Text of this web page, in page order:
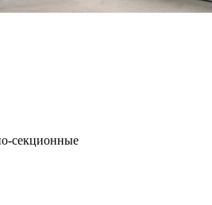
секционные